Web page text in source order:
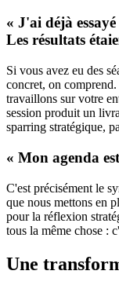
« J'ai déjà
Les résultats
Si vous avez eu des
concret, on
travaillons sur votre
session produit un
sparring stratégique,
« Mon agenda
C'est précisément le
que nous mettons en
pour la réflexion
tous la même chose :
Une